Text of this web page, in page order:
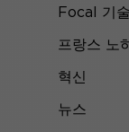
Focal 기술
프랑스 노
혁신
뉴스